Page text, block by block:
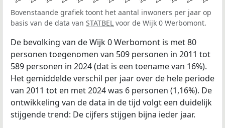
Bovenstaande grafiek toont het aantal inwoners per jaar op
basis van de data van STATBEL voor de Wijk 0 Werbomont.
De bevolking van de Wijk 0 Werbomont is met 80
personen toegenomen van 509 personen in 2011 tot
589 personen in 2024 (dat is een toename van 16%).
Het gemiddelde verschil per jaar over de hele periode
van 2011 tot en met 2024 was 6 personen (1,16%). De
ontwikkeling van de data in de tijd volgt een duidelijk
stijgende trend: De cijfers stijgen bijna ieder jaar.